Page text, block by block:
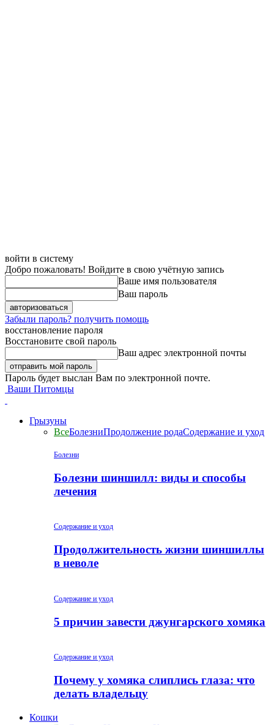
войти в систему
Добро пожаловать! Войдите в свою учётную запись
Ваше имя пользователя
Ваш пароль
Забыли пароль? получить помощь
восстановление пароля
Восстановите свой пароль
Ваш адрес электронной почты
Пароль будет выслан Вам по электронной почте.
Ваши Питомцы
Грызуны
ВсеБолезниПродолжение родаСодержание и уход
Болезни
Болезни шиншилл: виды и способы
лечения
Содержание и уход
Продолжительность жизни шиншиллы
в неволе
Содержание и уход
5 причин завести джунгарского хомяка
Содержание и уход
Почему у хомяка слиплись глаза: что
делать владельцу
Кошки